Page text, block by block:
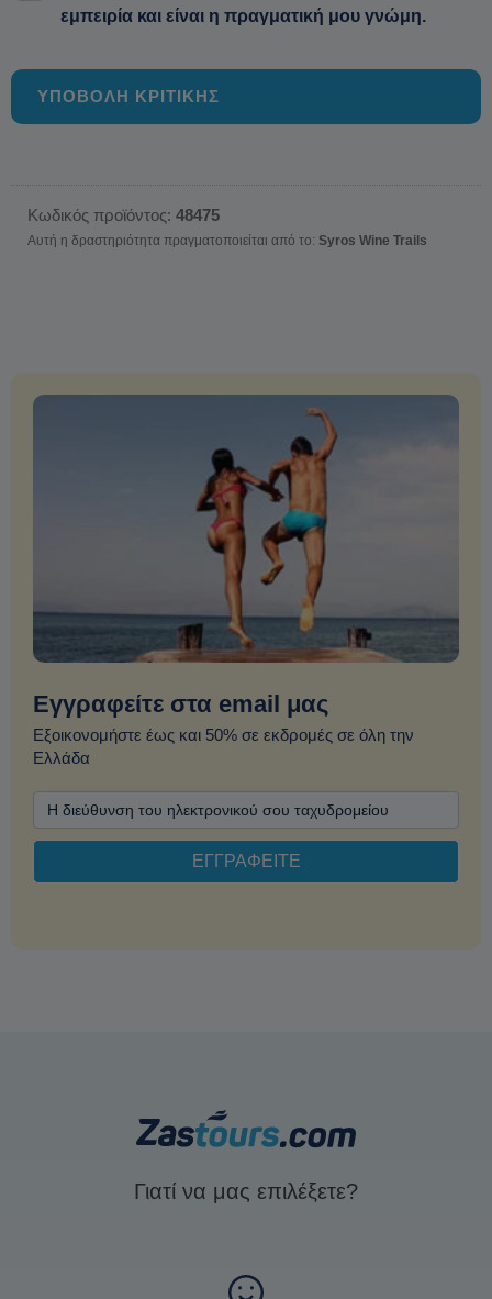
εμπειρία και είναι η πραγματική μου γνώμη.
ΥΠΟΒΟΛΗ ΚΡΙΤΙΚΗΣ
Κωδικός προϊόντος: 48475
Αυτή η δραστηριότητα πραγματοποιείται από το: Syros Wine Trails
Εγγραφείτε στα email μας
Εξοικονομήστε έως και 50% σε εκδρομές σε όλη την
Ελλάδα
Γιατί να μας επιλέξετε?